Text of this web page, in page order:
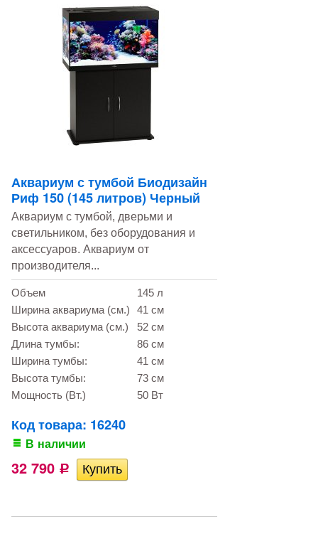
Аквариум с тумбой Биодизайн
Риф 150 (145 литров) Черный
Аквариум с тумбой, дверьми и
светильником, без оборудования и
аксессуаров. Аквариум от
производителя...
Объем
145 л
Ширина аквариума (см.)
41 см
Высота аквариума (см.)
52 см
Длина тумбы:
86 см
Ширина тумбы:
41 см
Высота тумбы:
73 см
Мощность (Вт.)
50 Вт
Код товара: 16240
В наличии
32 790 Р